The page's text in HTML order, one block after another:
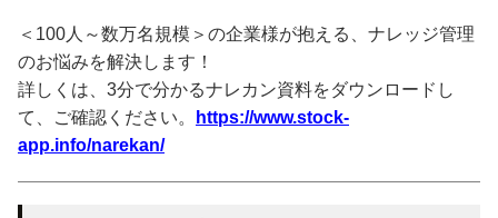
＜100人～数万名規模＞の企業様が抱える、ナレッジ管理
のお悩みを解決します！
詳しくは、3分で分かるナレカン資料をダウンロードし
て、ご確認ください。
https://www.stock-
app.info/narekan/